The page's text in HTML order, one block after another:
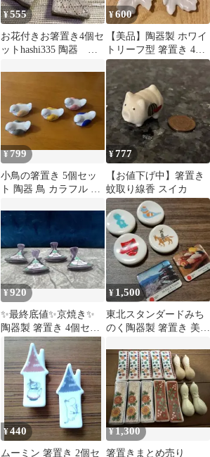
¥555
お花付きお箸置き4個セ
ットhashi335 陶器 新
¥600
【美品】陶器製 ホワイ
トリーフ型 箸置き 4個
セット
¥799
小鳥の箸置き 5個セッ
ト 陶器 鳥 カラフル 可
¥777
【お値下げ中】箸置き
蚊取り線香 スイカ
¥920
✨最終底値✨京焼き✨
陶器製 箸置き 4個セッ
ト 花柄 パープル
¥ 1,500
東北スタンダードみち
のく陶器製 箸置き 美し
トセット
¥440
ムーミン 箸置き 2個セ
¥1,300
箸置きまとめ売り